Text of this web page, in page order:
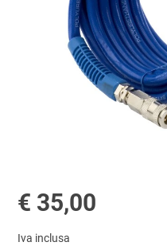
€ 35,00
Iva inclusa